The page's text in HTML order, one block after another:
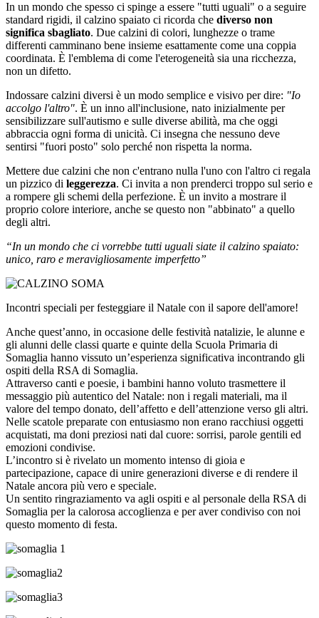
In un mondo che spesso ci spinge a essere "tutti uguali" o a seguire
standard rigidi, il calzino spaiato ci ricorda che diverso non
significa sbagliato. Due calzini di colori, lunghezze o trame
differenti camminano bene insieme esattamente come una coppia
coordinata. È l'emblema di come l'eterogeneità sia una ricchezza,
non un difetto.
Indossare calzini diversi è un modo semplice e visivo per dire: "Io
accolgo l'altro". È un inno all'inclusione, nato inizialmente per
sensibilizzare sull'autismo e sulle diverse abilità, ma che oggi
abbraccia ogni forma di unicità. Ci insegna che nessuno deve
sentirsi "fuori posto" solo perché non rispetta la norma.
Mettere due calzini che non c'entrano nulla l'uno con l'altro ci regala
un pizzico di leggerezza. Ci invita a non prenderci troppo sul serio e
a rompere gli schemi della perfezione. È un invito a mostrare il
proprio colore interiore, anche se questo non "abbinato" a quello
degli altri.
“In un mondo che ci vorrebbe tutti uguali siate il calzino spaiato:
unico, raro e meravigliosamente imperfetto”
Incontri speciali per festeggiare il Natale con il sapore dell'amore!
Anche quest’anno, in occasione delle festività natalizie, le alunne e
gli alunni delle classi quarte e quinte della Scuola Primaria di
Somaglia hanno vissuto un’esperienza significativa incontrando gli
ospiti della RSA di Somaglia.
Attraverso canti e poesie, i bambini hanno voluto trasmettere il
messaggio più autentico del Natale: non i regali materiali, ma il
valore del tempo donato, dell’affetto e dell’attenzione verso gli altri.
Nelle scatole preparate con entusiasmo non erano racchiusi oggetti
acquistati, ma doni preziosi nati dal cuore: sorrisi, parole gentili ed
emozioni condivise.
L’incontro si è rivelato un momento intenso di gioia e
partecipazione, capace di unire generazioni diverse e di rendere il
Natale ancora più vero e speciale.
Un sentito ringraziamento va agli ospiti e al personale della RSA di
Somaglia per la calorosa accoglienza e per aver condiviso con noi
questo momento di festa.